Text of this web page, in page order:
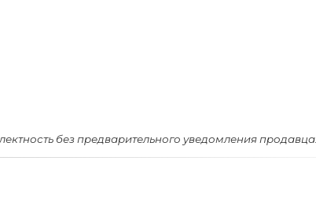
без предварительного уведомления продавца.